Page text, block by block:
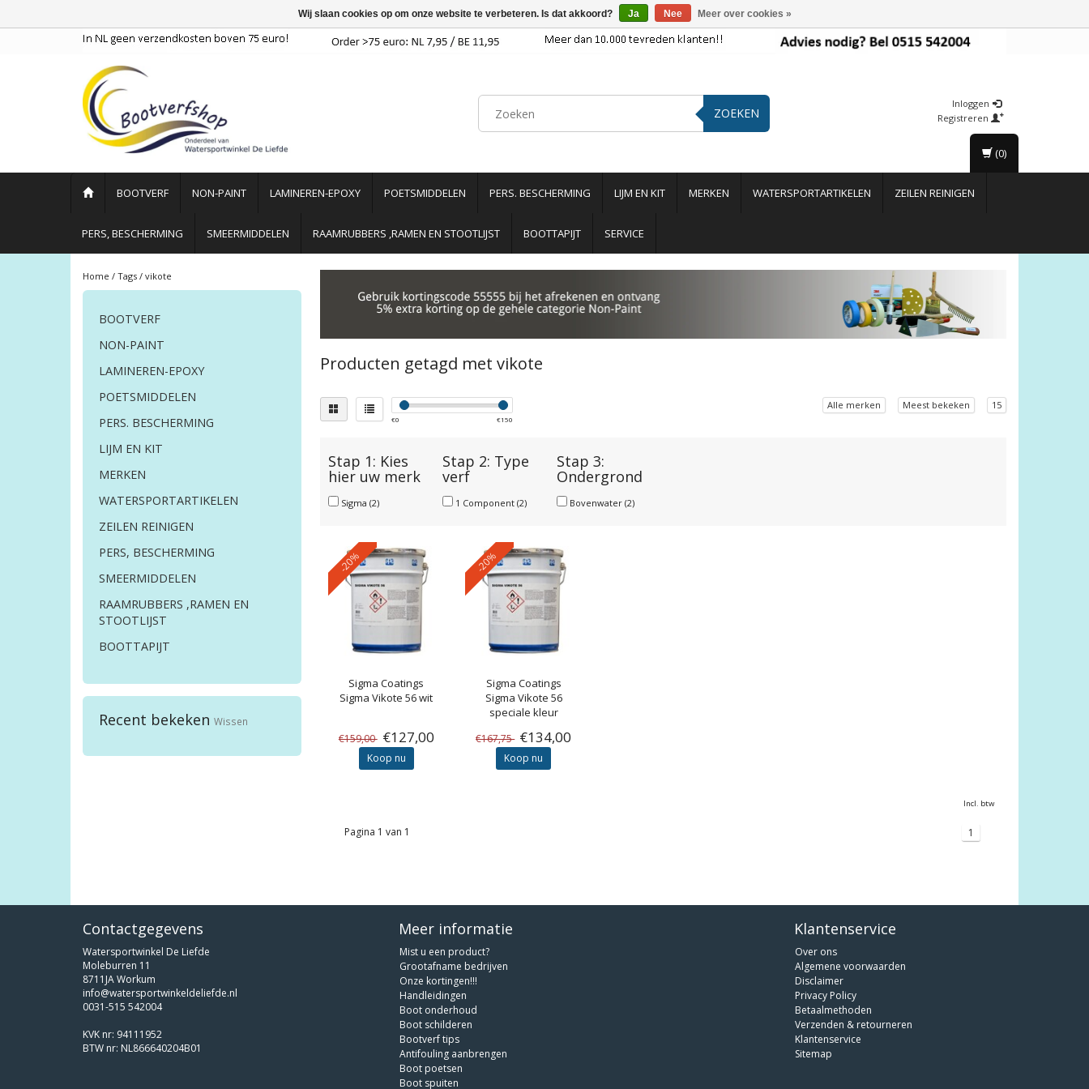
ZOEKEN
Inloggen
Registreren
BOOTVERF NON-PAINT LAMINEREN-EPOXY POETSMIDDELEN PERS. BESCHERMING LIJM EN KIT MERKEN WATERSPORTARTIKELEN ZEILEN REINIGEN
PERS, BESCHERMING SMEERMIDDELEN RAAMRUBBERS ,RAMEN EN STOOTLIJST BOOTTAPIJT SERVICE
(0)
Home / Tags / vikote
BOOTVERF
NON-PAINT
LAMINEREN-EPOXY
POETSMIDDELEN
PERS. BESCHERMING
LIJM EN KIT
MERKEN
WATERSPORTARTIKELEN
ZEILEN REINIGEN
PERS, BESCHERMING
SMEERMIDDELEN
RAAMRUBBERS ,RAMEN EN
STOOTLIJST
BOOTTAPIJT
Recent bekeken Wissen
Producten getagd met vikote
€0 €150
Alle merken Meest bekeken 15
Stap 1: Kies
hier uw merk
Sigma (2)
Stap 2: Type
verf
1 Component (2)
Stap 3:
Ondergrond
Bovenwater (2)
-20%
Sigma Coatings
Sigma Vikote 56 wit
€159,00 €127,00
Koop nu
-20%
Sigma Coatings
Sigma Vikote 56
speciale kleur
€167,75 €134,00
Koop nu
Incl. btw
Pagina 1 van 1 1
Contactgegevens
Watersportwinkel De Liefde
Moleburren 11
8711JA Workum
info@watersportwinkeldeliefde.nl
0031-515 542004
KVK nr: 94111952
BTW nr: NL866640204B01
Meer informatie
Mist u een product?
Grootafname bedrijven
Onze kortingen!!!
Handleidingen
Boot onderhoud
Boot schilderen
Bootverf tips
Antifouling aanbrengen
Boot poetsen
Boot spuiten
Klantenservice
Over ons
Algemene voorwaarden
Disclaimer
Privacy Policy
Betaalmethoden
Verzenden & retourneren
Klantenservice
Sitemap
Wij slaan cookies op om onze website te verbeteren. Is dat akkoord? Ja Nee Meer over cookies »